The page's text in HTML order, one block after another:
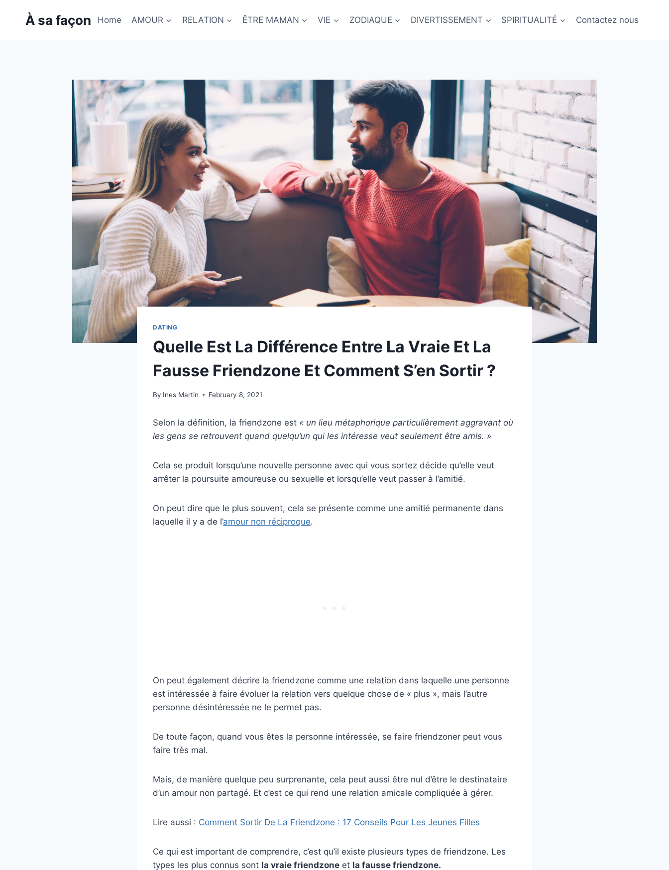
À sa façon Home AMOUR RELATION ÊTRE MAMAN VIE ZODIAQUE DIVERTISSEMENT SPIRITUALITÉ Contactez nous
DATING
Quelle Est La Différence Entre La Vraie Et La
Fausse Friendzone Et Comment S’en Sortir ?
By Ines Martin February 8, 2021
Selon la définition, la friendzone est « un lieu métaphorique particulièrement aggravant où
les gens se retrouvent quand quelqu’un qui les intéresse veut seulement être amis. »
Cela se produit lorsqu’une nouvelle personne avec qui vous sortez décide qu’elle veut
arrêter la poursuite amoureuse ou sexuelle et lorsqu’elle veut passer à l’amitié.
On peut dire que le plus souvent, cela se présente comme une amitié permanente dans
laquelle il y a de l’amour non réciproque.
On peut également décrire la friendzone comme une relation dans laquelle une personne
est intéressée à faire évoluer la relation vers quelque chose de « plus », mais l’autre
personne désintéressée ne le permet pas.
De toute façon, quand vous êtes la personne intéressée, se faire friendzoner peut vous
faire très mal.
Mais, de manière quelque peu surprenante, cela peut aussi être nul d’être le destinataire
d’un amour non partagé. Et c’est ce qui rend une relation amicale compliquée à gérer.
Lire aussi : Comment Sortir De La Friendzone : 17 Conseils Pour Les Jeunes Filles
Ce qui est important de comprendre, c’est qu’il existe plusieurs types de friendzone. Les
types les plus connus sont la vraie friendzone et la fausse friendzone.